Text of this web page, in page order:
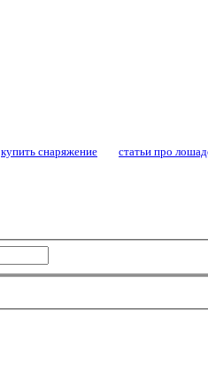
купить снаряжение статьи про